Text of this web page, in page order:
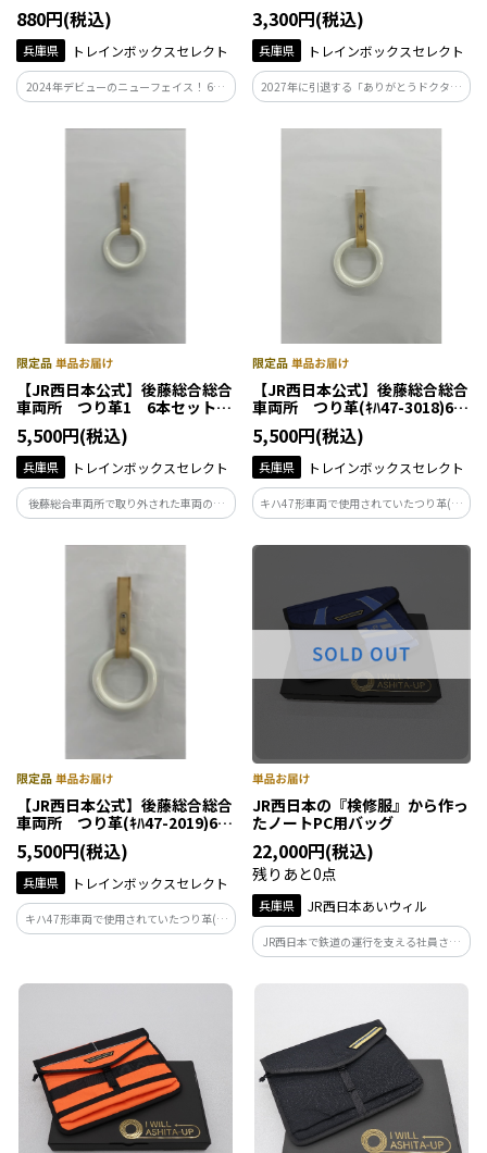
880円(税込)
兵庫県 トレインボックスセレクト
2024年デビューのニューフェイス！ 683
系リニューアル車しらさぎ新塗装をグッ
ズ化♪※画像はイメージです。
3,300円(税込)
兵庫県 トレインボックスセレクト
2027年に引退する「ありがとうドクター
イエロー」シリーズ♪
【JR西日本公式】後藤総合総合
車両所 つり革1 6本セット
(ショートサイズ)
5,500円(税込)
兵庫県 トレインボックスセレクト
後藤総合車両所で取り外された車両のつ
り革を6本セットにして販売します。
【JR西日本公式】後藤総合総合
車両所 つり革(ｷﾊ47-3018)6本
セット(ショートサイズ)
5,500円(税込)
兵庫県 トレインボックスセレクト
キハ47形車両で使用されていたつり革(ｷﾊ
47-3018)を6本セットにして販売します。
【JR西日本公式】後藤総合総合
車両所 つり革(ｷﾊ47-2019)6本
セット(ショートサイズ)
5,500円(税込)
兵庫県 トレインボックスセレクト
キハ47形車両で使用されていたつり革(ｷﾊ
47-2019)を)を6本セットにして販売しま
JR西日本の『検修服』から作っ
たノートPC用バッグ
22,000円(税込)
残りあと0点
兵庫県 JR西日本あいウィル
JR西日本で鉄道の運行を支える社員さん
が着用していた制服・エンブレムを使用
しています。 IWILL ASHITA-UP（アップサ
加生産いたしました。